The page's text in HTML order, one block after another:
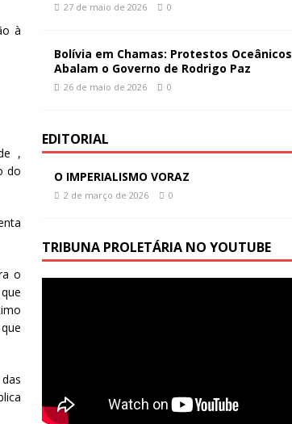
à
,
do
o
27 de maio de 2026 0
Bolívia em Chamas: Protestos Oceânicos
Abalam o Governo de Rodrigo Paz
26 de maio de 2026 0
EDITORIAL
O IMPERIALISMO VORAZ
2 de março de 2026 0
TRIBUNA PROLETÁRIA NO YOUTUBE